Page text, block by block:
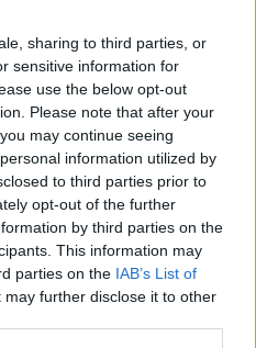
sharing to third parties, or
sensitive information for
use the below opt-out
Please note that after your
may continue seeing
information utilized by
to third parties prior to
opt-out of the further
by third parties on the
This information may
parties on the IAB’s List of
may further disclose it to other
IT Fest!
08:09
a Pannonnál
12:56
vezető a
15:29